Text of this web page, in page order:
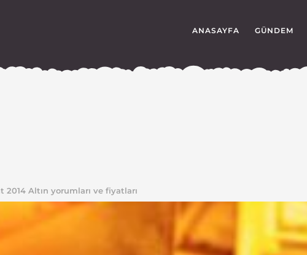
ANASAYFA GÜNDEM
2014 Altın yorumları ve fiyatları